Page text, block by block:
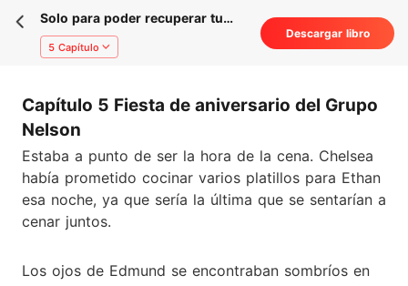
Solo para poder recuperar tu
amor
5 Capítulo
Descargar libro
Capítulo 5 Fiesta de aniversario del Grupo
Nelson
Estaba a punto de ser la hora de la cena. Chelsea
había prometido cocinar varios platillos para Ethan
esa noche, ya que sería la última que se sentarían a
cenar juntos.
Los ojos de Edmund se encontraban sombríos en